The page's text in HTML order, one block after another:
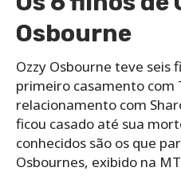
Osbourne
Ozzy Osbourne teve seis
primeiro casamento com
relacionamento com
ficou casado até sua
conhecidos são os que
Osbournes, exibido na